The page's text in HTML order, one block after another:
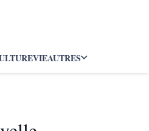
VIEAUTRES